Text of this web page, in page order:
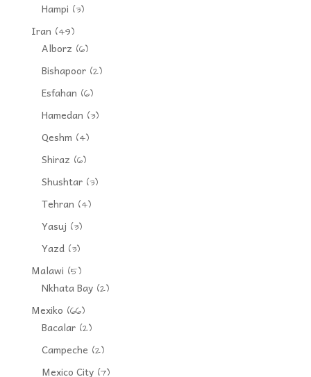
Hampi (3)
Iran (49)
Alborz (6)
Bishapoor(2)
Esfahan (6)
Hamedan (3)
Qeshm (4)
Shiraz (6)
Shushtar(3)
Tehran (4)
Yasuj (3)
Yazd(3)
Malawi (5)
Nkhata Bay(2)
Mexiko (66)
Bacalar(2)
Campeche (2)
Mexico City(7)